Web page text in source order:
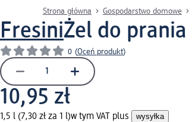
Strona główna Gospodarstwo domowe
FresiniŻel do
0 (Oceń produkt)
10,95 zł
1,5 l (7,30 zł za 1 l)w tym VAT plus wysyłka